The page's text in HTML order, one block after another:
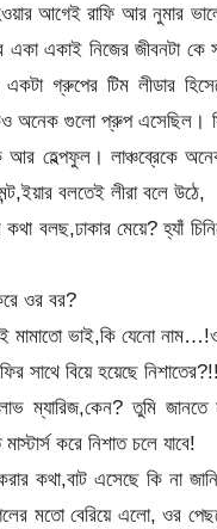
আগেই রাফি আর নুমার
একাই নিজের জীবনটা কে
গ্রুপের টিম লীডার
অনেক গুলো প্রুপ এসেছিল।
আর হেল্পফুল। লাঞ্চব্রেকে
বলতেই লীরা বলে উঠে,
বলছ,ঢাকার মেয়ে? হ্যাঁ
ওর বর?
মামাতো ভাই,কি যেনো
সাথে বিয়ে হয়েছে
ম্যারিজ,কেন? তুমি জানতে
করে নিশাত চলে যাবে!
করার কথা,বাট এসেছে কি
মতো বেরিয়ে এলো, ওর